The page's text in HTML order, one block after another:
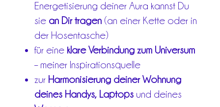
Energetisierung deiner Aura kannst Du
sie an Dir tragen(an einer Kette oder in
der Hosentasche)
für eine klare Verbindung zum Universum
– meiner Inspirationsquelle
zur Harmonisierung deiner Wohnung
deines Handys, Laptopsund deines